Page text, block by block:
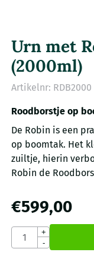
Urn met
(2000ml)
Artikelnr: RDB2000
Roodborstje op
De Robin is een
op boomtak. Het
zuiltje, hierin
Robin de
€599,00
Aantal
+
-